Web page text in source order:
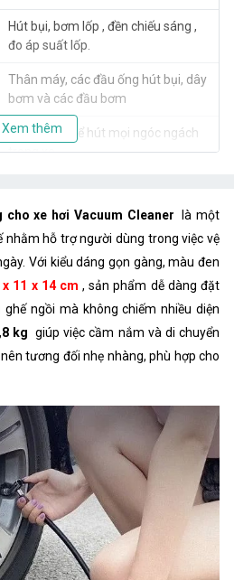
Hút bụi, bơm lốp , đền chiếu sáng ,
đo áp suất lốp.
Thân máy, các đầu ống hút bụi, dây
bơm và các đầu bơm
dài 3m có thể hút mọi ngóc ngách
trong xe
Xem thêm
xe hơi Vacuum Cleaner là một
nhằm hỗ trợ người dùng trong việc vệ
Với kiểu dáng gọn gàng, màu đen
x 11 x 14 cm , sản phẩm dễ dàng đặt
ngồi mà không chiếm nhiều diện
kg giúp việc cầm nắm và di chuyển
tương đối nhẹ nhàng, phù hợp cho